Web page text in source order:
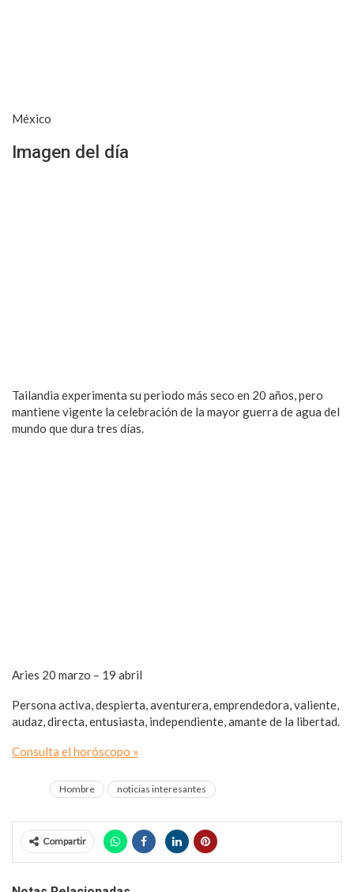
México
Imagen del día
Tailandia experimenta su periodo más seco en 20 años, pero
mantiene vigente la celebración de la mayor guerra de agua del
mundo que dura tres días.
Aries 20 marzo – 19 abril
Persona activa, despierta, aventurera, emprendedora, valiente,
audaz, directa, entusiasta, independiente, amante de la libertad.
Consulta el horóscopo »
Hombre noticias interesantes
Compartir